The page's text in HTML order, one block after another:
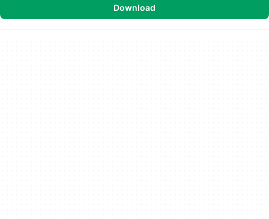
Download